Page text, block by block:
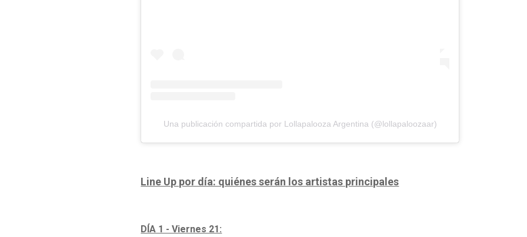
Una publicación compartida por Lollapalooza Argentina (@lollapaloozaar)
Line Up por día: quiénes serán los artistas principales
DÍA 1 - Viernes 21: